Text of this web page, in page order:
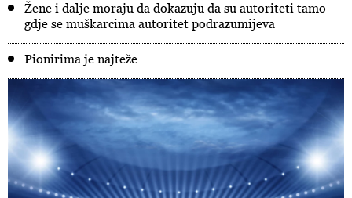
Žene i dalje moraju da dokazuju da su autoriteti tamo
gdje se muškarcima autoritet podrazumijeva
Pionirima je najteže